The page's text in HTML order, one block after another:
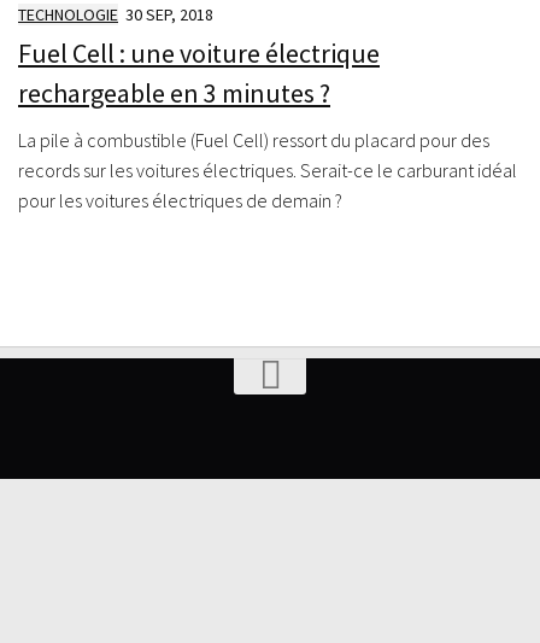
TECHNOLOGIE 30 SEP, 2018
Fuel Cell : une voiture électrique
rechargeable en 3 minutes ?
La pile à combustible (Fuel Cell) ressort du placard pour des
records sur les voitures électriques. Serait-ce le carburant idéal
pour les voitures électriques de demain ?